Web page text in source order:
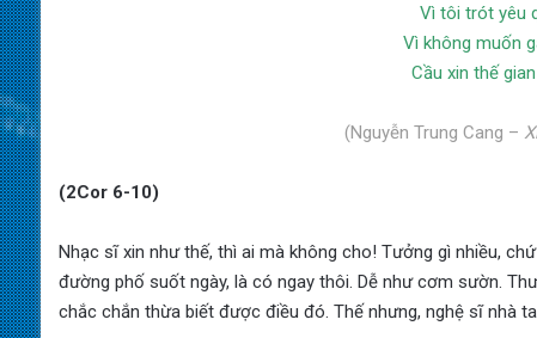
Vì tôi trót yêu
Vì không muốn
Cầu xin thế
(Nguyễn Trung Cang –
(2Cor 6-10)
Nhạc sĩ xin như thế, thì ai mà không cho! Tưởng gì nhiều,
đường phố suốt ngày, là có ngay thôi. Dễ như cơm sườn.
chắc chắn thừa biết được điều đó. Thế nhưng, nghệ sĩ nhà